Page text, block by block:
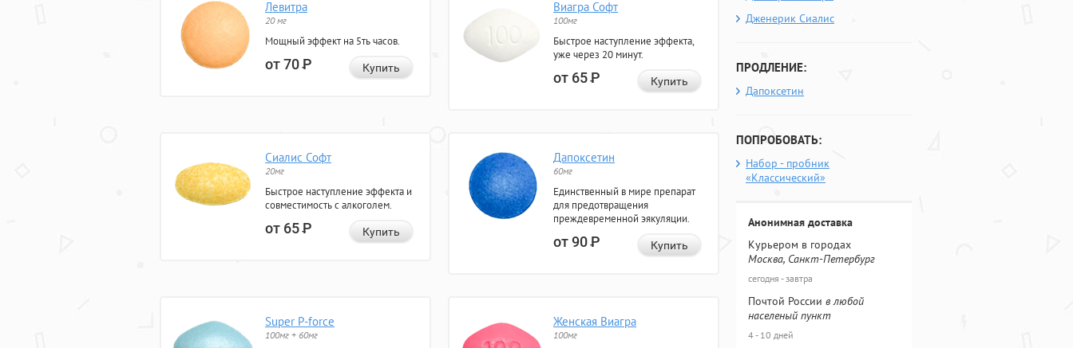
Левитра
20 мг
Мощный эффект на 5ть часов.
от 70Р Купить
Виагра Софт
100мг
Быстрое наступление эффекта,
уже через 20 минут.
от 65Р Купить
Сиалис Софт
20мг
Быстрое наступление эффекта и
совместимость с алкоголем.
от 65Р Купить
Дапоксетин
60мг
Единственный в мире препарат
для предотвращения
преждевременной эякуляции.
от 90Р Купить
Super P-force
100мг + 60мг
Женская Виагра
100мг
Дженерик Сиалис
ПРОДЛЕНИЕ:
Дапоксетин
ПОПРОБОВАТЬ:
Набор - пробник
«Классический»
Анонимная доставка
Курьером в городах
Москва, Санкт-Петербург
сегодня - завтра
Почтой России в любой
населеный пункт
4 - 10 дней